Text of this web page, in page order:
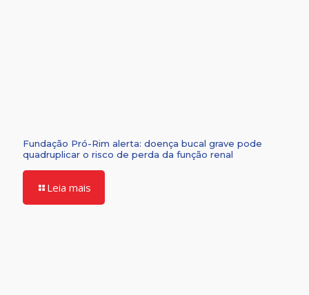
Fundação Pró-Rim alerta: doença bucal grave pode
quadruplicar o risco de perda da função renal
Leia mais